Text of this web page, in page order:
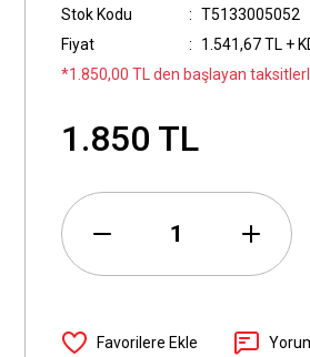
Stok Kodu
T5133005052
Fiyat
1.541,67 TL +
*1.850,00 TL den başlayan
1.850 TL